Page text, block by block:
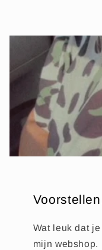
Wat leuk dat
mijn